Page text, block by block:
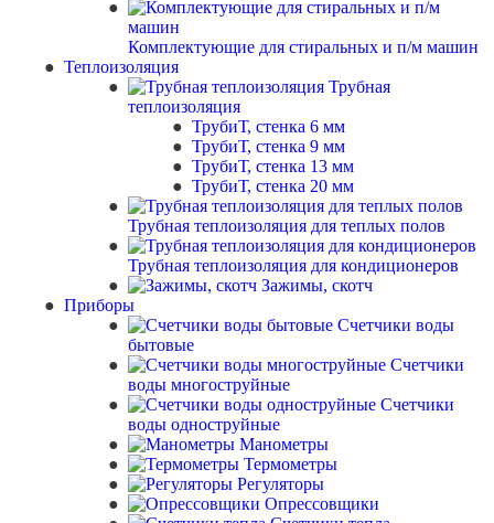
Комплектующие для стиральных и п/м машин
Теплоизоляция
Трубная
теплоизоляция
ТрубиТ, стенка 6 мм
ТрубиТ, стенка 9 мм
ТрубиТ, стенка 13 мм
ТрубиТ, стенка 20 мм
Трубная теплоизоляция для теплых полов
Трубная теплоизоляция для кондиционеров
Зажимы, скотч
Приборы
Счетчики воды
бытовые
Счетчики
воды многоструйные
Счетчики
воды одноструйные
Манометры
Термометры
Регуляторы
Опрессовщики